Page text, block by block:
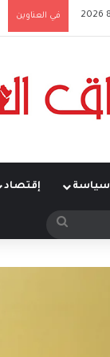
في العناوين
سياسة إقتصاد
بحث